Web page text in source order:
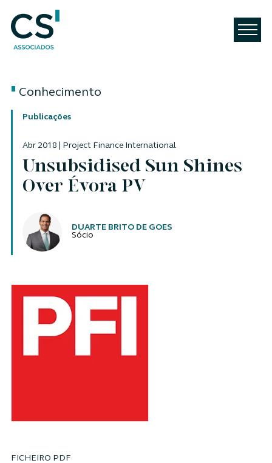
Conhecimento
Publicações
Abr 2018 | Project Finance International
Unsubsidised Sun Shines
Over Évora PV
Autores
DUARTE BRITO DE GOES
Sócio
FICHEIRO PDF